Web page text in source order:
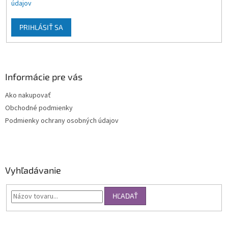
údajov
PRIHLÁSIŤ SA
Informácie pre vás
Ako nakupovať
Obchodné podmienky
Podmienky ochrany osobných údajov
Vyhľadávanie
HĽADAŤ